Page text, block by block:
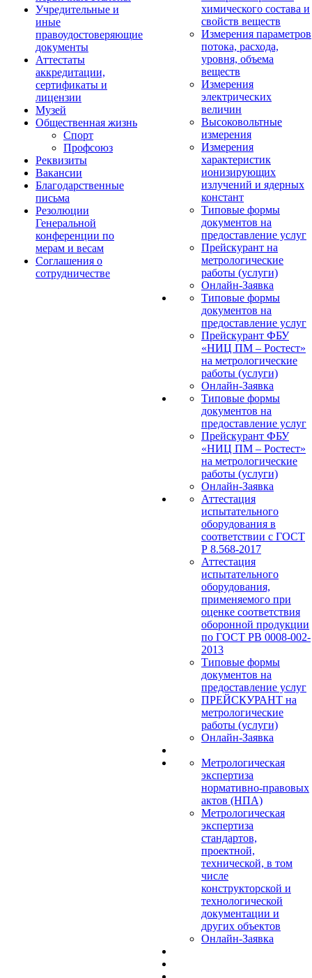
Учредительные и
иные
правоудостоверяющие
документы
Аттестаты
аккредитации,
сертификаты и
лицензии
Музей
Общественная жизнь
Спорт
Профсоюз
Реквизиты
Вакансии
Благодарственные
письма
Резолюции
Генеральной
конференции по
мерам и весам
Соглашения о
сотрудничестве
химического состава и
свойств веществ
Измерения параметров
потока, расхода,
уровня, объема
веществ
Измерения
электрических
величин
Высоковольтные
измерения
Измерения
характеристик
ионизирующих
излучений и ядерных
констант
Типовые формы
документов на
предоставление услуг
Прейскурант на
метрологические
работы (услуги)
Онлайн-Заявка
Типовые формы
документов на
предоставление услуг
Прейскурант ФБУ
«НИЦ ПМ – Ростест»
на метрологические
работы (услуги)
Онлайн-Заявка
Типовые формы
документов на
предоставление услуг
Прейскурант ФБУ
«НИЦ ПМ – Ростест»
на метрологические
работы (услуги)
Онлайн-Заявка
Аттестация
испытательного
оборудования в
соответствии с ГОСТ
Р 8.568-2017
Аттестация
испытательного
оборудования,
применяемого при
оценке соответствия
оборонной продукции
по ГОСТ РВ 0008-002-
2013
Типовые формы
документов на
предоставление услуг
ПРЕЙСКУРАНТ на
метрологические
работы (услуги)
Онлайн-Заявка
Метрологическая
экспертиза
нормативно-правовых
актов (НПА)
Метрологическая
экспертиза
стандартов,
проектной,
технической, в том
числе
конструкторской и
технологической
документации и
других объектов
Онлайн-Заявка